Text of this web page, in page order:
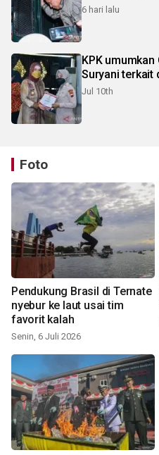
6 hari lalu
KPK umumkan
Suryani terkait
Jul 10th
Foto
Pendukung Brasil di Ternate
nyebur ke laut usai tim
favorit kalah
Senin, 6 Juli 2026